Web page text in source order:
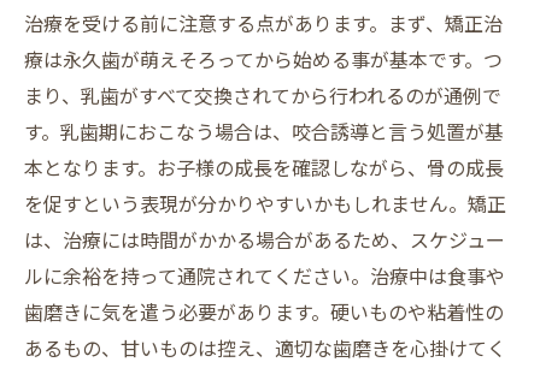
治療を受ける前に注意する点があります。まず、矯正治
療は永久歯が萌えそろってから始める事が基本です。つ
まり、乳歯がすべて交換されてから行われるのが通例で
す。乳歯期におこなう場合は、咬合誘導と言う処置が基
本となります。お子様の成長を確認しながら、骨の成長
を促すという表現が分かりやすいかもしれません。矯正
は、治療には時間がかかる場合があるため、スケジュー
ルに余裕を持って通院されてください。治療中は食事や
歯磨きに気を遣う必要があります。硬いものや粘着性の
あるもの、甘いものは控え、適切な歯磨きを心掛けてく